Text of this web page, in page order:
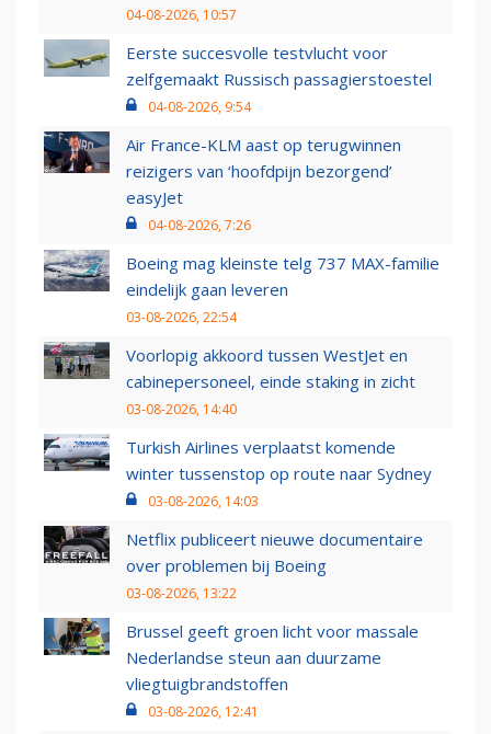
04-08-2026, 10:57
Eerste succesvolle testvlucht voor
zelfgemaakt Russisch passagierstoestel
04-08-2026, 9:54
Air France-KLM aast op terugwinnen
reizigers van ‘hoofdpijn bezorgend’
easyJet
04-08-2026, 7:26
Boeing mag kleinste telg 737 MAX-familie
eindelijk gaan leveren
03-08-2026, 22:54
Voorlopig akkoord tussen WestJet en
cabinepersoneel, einde staking in zicht
03-08-2026, 14:40
Turkish Airlines verplaatst komende
winter tussenstop op route naar Sydney
03-08-2026, 14:03
Netflix publiceert nieuwe documentaire
over problemen bij Boeing
03-08-2026, 13:22
Brussel geeft groen licht voor massale
Nederlandse steun aan duurzame
vliegtuigbrandstoffen
03-08-2026, 12:41